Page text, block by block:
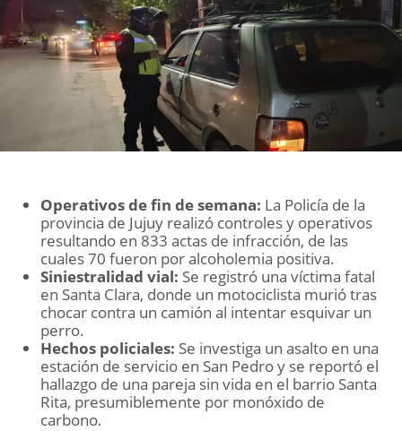
Operativos de fin de semana: La Policía de la
provincia de Jujuy realizó controles y operativos
resultando en 833 actas de infracción, de las
cuales 70 fueron por alcoholemia positiva.
Siniestralidad vial: Se registró una víctima fatal
en Santa Clara, donde un motociclista murió tras
chocar contra un camión al intentar esquivar un
perro.
Hechos policiales: Se investiga un asalto en una
estación de servicio en San Pedro y se reportó el
hallazgo de una pareja sin vida en el barrio Santa
Rita, presumiblemente por monóxido de
carbono.